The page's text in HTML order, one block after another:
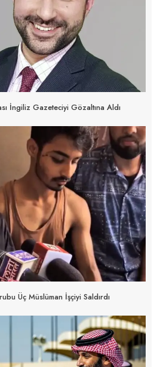
İngiliz Gazeteciyi Gözaltına Aldı
Üç Müslüman İşçiyi Saldırdı